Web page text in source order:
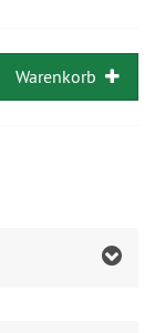
Warenkorb